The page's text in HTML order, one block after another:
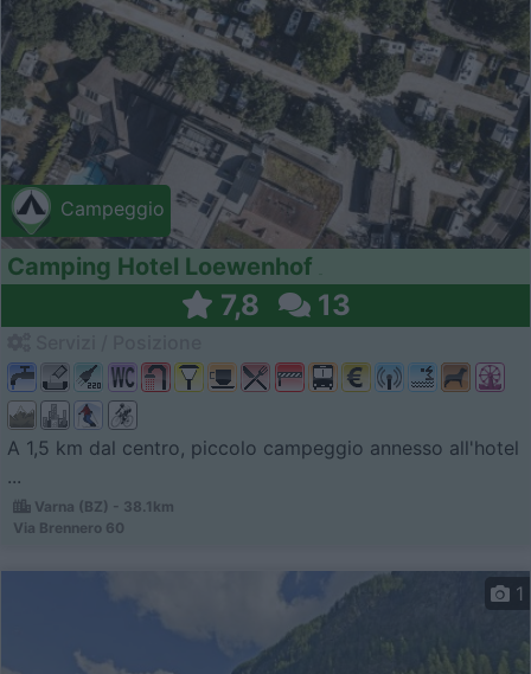
Campeggio
Camping Hotel Loewenhof
7,8 13
A 1,5 km dal centro, piccolo campeggio annesso all'hotel
...
Varna (BZ) - 38.1km
Via Brennero 60
1